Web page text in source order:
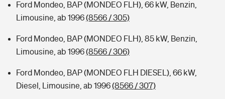
Ford Mondeo, BAP (MONDEO FLH), 66 kW, Benzin,
Limousine, ab 1996(8566 / 305)
Ford Mondeo, BAP (MONDEO FLH), 85 kW, Benzin,
Limousine, ab 1996(8566 / 306)
Ford Mondeo, BAP (MONDEO FLH DIESEL), 66 kW,
Diesel, Limousine, ab 1996(8566 / 307)